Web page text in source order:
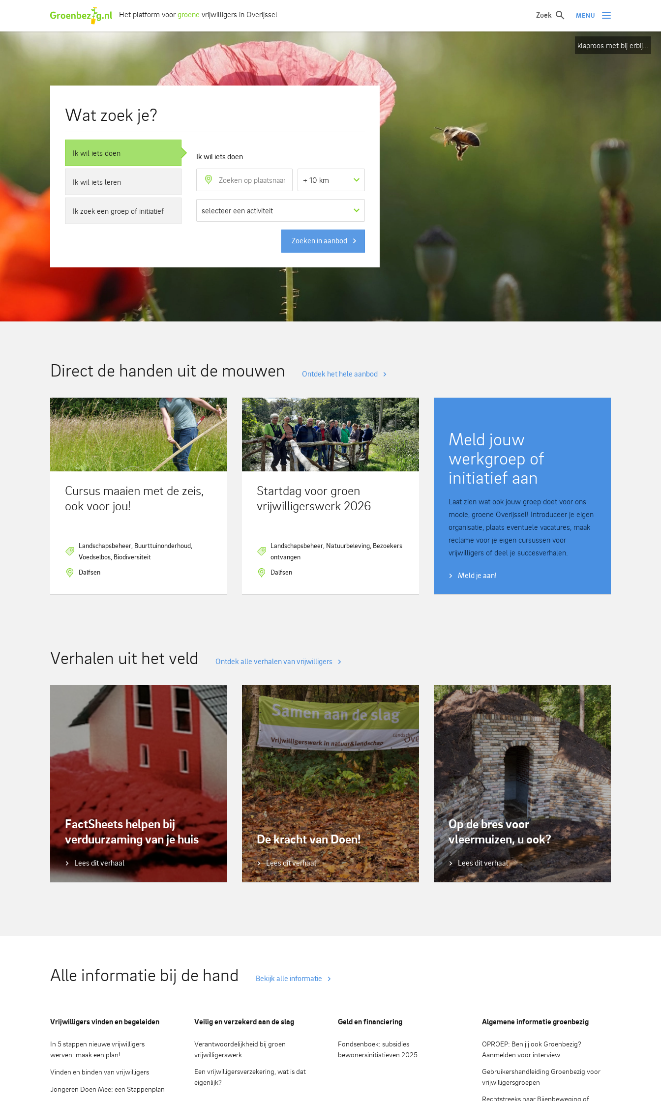
Het platform voor groene vrijwilligers in Overijssel Zoek MENU
Ik wil iets doen
Ik wil iets leren
Groepen of initiatieven
Verhalen uit het veld
Over groenbezig
Meld jouw werkgroep of initiatief aan
Hoe heeft jouw gemeente het geregeld?
Wat zoek je?
Ik wil iets doen
Ik wil iets leren
Ik zoek een groep of initiatief
Ik wil iets doen
Zoeken in aanbod
klaproos met bij erbij...
Direct de handen uit de mouwen Ontdek het hele aanbod
Cursus maaien met de zeis,
ook voor jou!
Landschapsbeheer, Buurttuinonderhoud,
Voedselbos, Biodiversiteit
Dalfsen
Startdag voor groen
vrijwilligerswerk 2026
Landschapsbeheer, Natuurbeleving, Bezoekers
ontvangen
Dalfsen
Meld jouw
werkgroep of
initiatief aan
Laat zien wat ook jouw groep doet voor ons
mooie, groene Overijssel! Introduceer je eigen
organisatie, plaats eventuele vacatures, maak
reclame voor je eigen cursussen voor
vrijwilligers of deel je succesverhalen.
Meld je aan!
Verhalen uit het veld Ontdek alle verhalen van vrijwilligers
FactSheets helpen bij
verduurzaming van je huis
Lees dit verhaal
De kracht van Doen!
Lees dit verhaal
Op de bres voor
vleermuizen, u ook?
Lees dit verhaal
Alle informatie bij de hand Bekijk alle informatie
Vrijwilligers vinden en begeleiden
In 5 stappen nieuwe vrijwilligers
werven: maak een plan!
Vinden en binden van vrijwilligers
Jongeren Doen Mee: een Stappenplan
Veilig en verzekerd aan de slag
Verantwoordelijkheid bij groen
vrijwilligerswerk
Een vrijwilligersverzekering, wat is dat
eigenlijk?
Geld en financiering
Fondsenboek: subsidies
bewonersinitiatieven 2025
Algemene informatie groenbezig
OPROEP: Ben jij ook Groenbezig?
Aanmelden voor interview
Gebruikershandleiding Groenbezig voor
vrijwilligersgroepen
Rechtstreeks naar Bijenbeweging of